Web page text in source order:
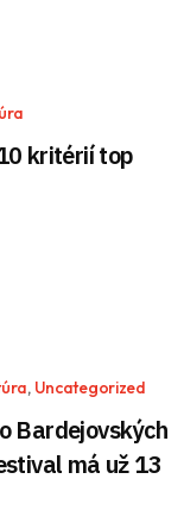
kritérií top
, Uncategorized
Bardejovských
má už 13